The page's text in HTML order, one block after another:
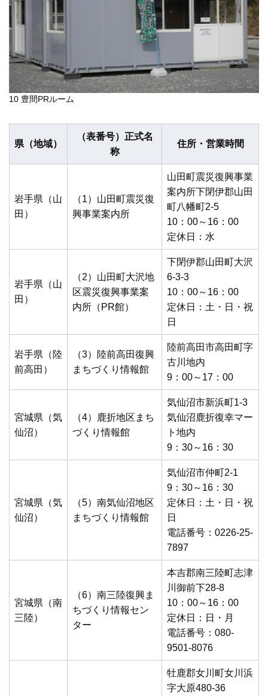
10 豊間PRルーム
県（地域）
（表番号）正式名
称
住所・営業時間
岩手県（山
田）
（1）山田町震災復
興事業案内所
山田町震災復興事業
案内所下閉伊郡山田
町八幡町2-5
10：00～16：00
定休日：水
岩手県（山
田）
（2）山田町大沢地
区震災復興事業案
内所（PR館）
下閉伊郡山田町大沢
6-3-3
10：00～16：00
定休日：土・日・祝
日
岩手県（陸
前高田）
（3）陸前高田復興
まちづくり情報館
陸前高田市高田町字
古川地内
9：00～17：00
宮城県（気
仙沼）
（4）鹿折地区まち
づくり情報館
気仙沼市新浜町1-3
気仙沼鹿折復幸マー
ト地内
9：30～16：30
宮城県（気
仙沼）
（5）南気仙沼地区
まちづくり情報館
気仙沼市仲町2-1
9：30～16：30
定休日：土・日・祝
日
電話番号：0226-25-
7897
宮城県（南
三陸）
（6）南三陸復興ま
ちづくり情報セン
ター
本吉郡南三陸町志津
川御前下28-8
10：00～16：00
定休日：日・月
電話番号：080-
9501-8076
牡鹿郡女川町女川浜
字大原480-36